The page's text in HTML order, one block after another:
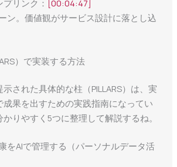
リンク： [00:04:47]
ン。価値観がサービス設計に落とし込
）で実装する方法
された具体的な柱（PILLARS）は、実
果を出すための実践指南になってい
りやすく5つに整理して解説するね。
をAIで管理する（パーソナルデータ活